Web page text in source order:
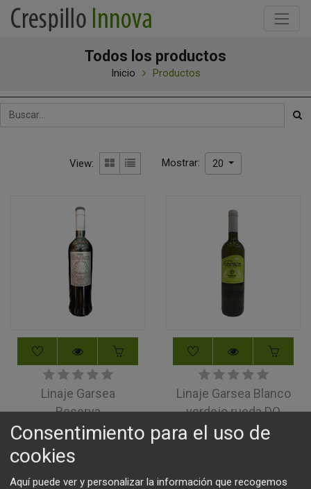
Todos los productos
Inicio Productos
View: Mostrar: 20
Linaje Garsea
Reserva
26,61€
Linaje Garsea Blanco
verdejo rueda DO
2018
Consentimiento para el uso de
cookies
Aquí puede ver y personalizar la información que recogemos